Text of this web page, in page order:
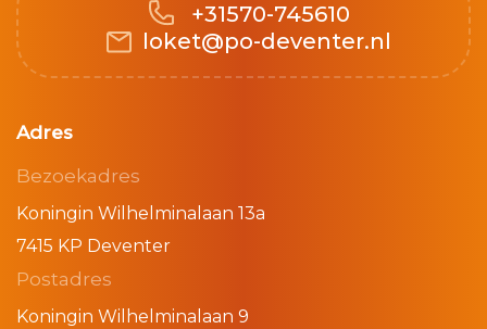
+31570-745610
loket@po-deventer.nl
Adres
Bezoekadres
Koningin Wilhelminalaan 13a
7415 KP Deventer
Postadres
Koningin Wilhelminalaan 9